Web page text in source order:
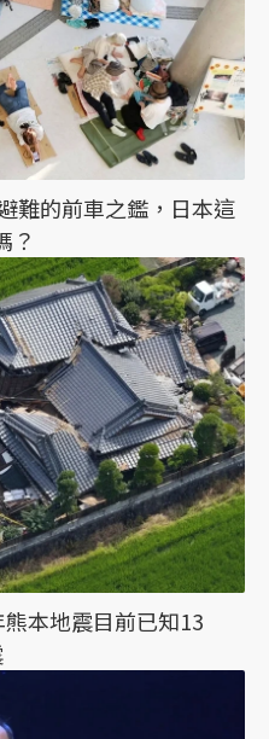
難的前車之鑑，日本這
？
本地震目前已知13